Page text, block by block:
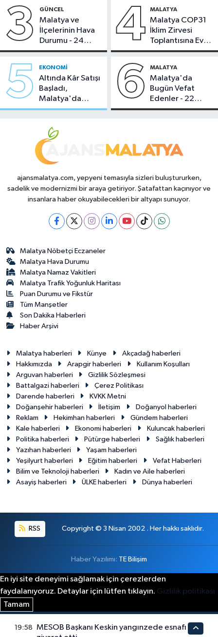
3 GÜNCEL
Malatya ve
İlçelerinin Hava
Durumu - 24
Temmuz 2026
4 MALATYA
Malatya COP31
İklim Zirvesi
Toplantısına Ev
Sahipliği Yaptı
5 EKONOMI
Altında Kâr Satışı
Başladı,
Malatya'da
Makas Ne
6 MALATYA
Malatya'da
Bugün Vefat
Edenler - 22
Temmuz 2026
ajansmalatya.com, yepyeni temasıyla sizleri buluştururken,
sadelik ve modernizmi bir araya getiriyor. Şatafattan kaçınıyor ve
insanlara haber okuyabilecekleri bir altyapı sunuyor.
Malatya Nöbetçi Eczaneler
Malatya Hava Durumu
Malatya Namaz Vakitleri
Malatya Trafik Yoğunluk Haritası
Puan Durumu ve Fikstür
Tüm Manşetler
Son Dakika Haberleri
Haber Arşivi
Malatya haberleri Künye
Akçadağ haberleri
Hakkımızda
Arapgir haberleri
Kullanım Koşulları
Arguvan haberleri
Gizlilik Sözleşmesi
Battalgazi haberleri
Çerez Politikası
Darende haberleri
KVKK Metni
Doğanşehir haberleri
İletişim
Doğanyol haberleri
Reklam
Hekimhan haberleri
Gündem haberleri
Kale haberleri
Ekonomi haberleri
Kuluncak haberleri
Politika haberleri
Pütürge haberleri
Sağlık haberleri
Yazıhan haberleri
Yaşam haberleri
Yeşilyurt haberleri
Eğitim haberleri
Vefat Haberleri
Bilim ve Teknoloji haberleri
Kadın ve Aile haberleri
Asayiş haberleri
ÜLKE haberleri Dünya haberleri
RSS Copyright © 3 Nisan 2002 . Her hakkı saklıdır.
Haber Yazılımı: TE Bilişim
En iyi site deneyimi sağlamak için çerezlerden
faydalanıyoruz. Detaylar için lütfen tıklayın. Gizlilik politikası
Tamam
19:58
MESOB Başkanı Keskin yangınzede esnafı